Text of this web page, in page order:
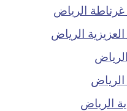
الرياض
الرياض
الرياض